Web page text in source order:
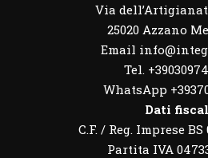
Via
25020 Azzano
Email
Tel.
WhatsApp
Dati
C.F. / Reg. Imprese BS
Partita IVA